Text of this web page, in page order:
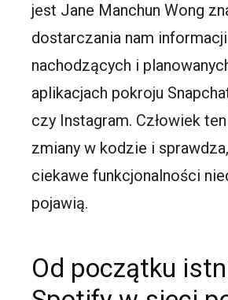
jest Jane Manchun Wong
dostarczania nam
nachodzących i
aplikacjach pokroju
czy Instagram. Człowiek
zmiany w kodzie i
ciekawe funkcjonalności
pojawią.
Od początku